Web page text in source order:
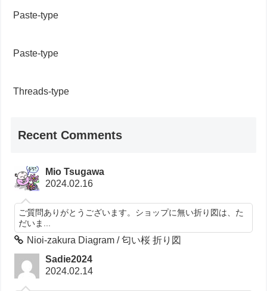
Paste-type
Paste-type
Threads-type
Recent Comments
Mio Tsugawa
2024.02.16
ご質問ありがとうございます。ショップに無い折り図は、た
だいま...
Nioi-zakura Diagram / 匂い桜 折り図
Sadie2024
2024.02.14